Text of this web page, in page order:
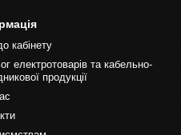
кабінету
електротоварів та кабельно-
продукції